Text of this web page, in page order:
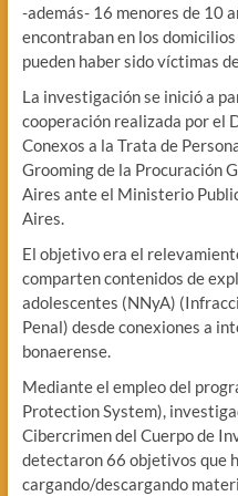
-además- 16 menores de 10
encontraban en los
pueden haber sido víctimas
La investigación se inició a
cooperación realizada por el
Conexos a la Trata de
Grooming de la Procuración
Aires ante el Ministerio
Aires.
El objetivo era el
comparten contenidos de
adolescentes (NNyA)
Penal) desde conexiones a
bonaerense.
Mediante el empleo del
Protection System),
Cibercrimen del Cuerpo de
detectaron 66 objetivos que
cargando/descargando